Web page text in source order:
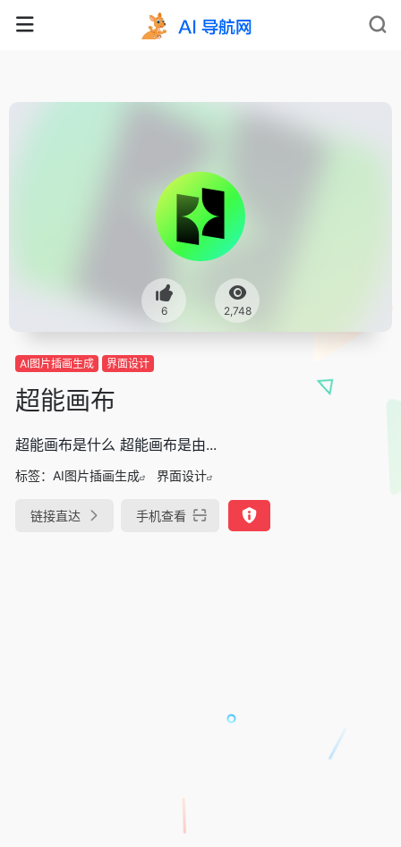
6 2,748
AI图片插画生成 界面设计
超能画布
超能画布是什么 超能画布是由...
标签： AI图片插画生成 界面设计
链接直达 手机查看